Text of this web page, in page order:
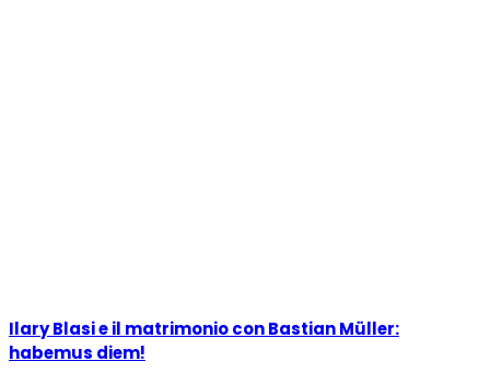
Ilary Blasi e il matrimonio con Bastian Müller:
habemus diem!